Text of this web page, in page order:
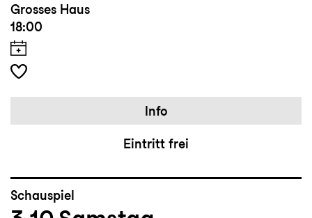
Grosses Haus
18:00
Info
Eintritt frei
Schauspiel